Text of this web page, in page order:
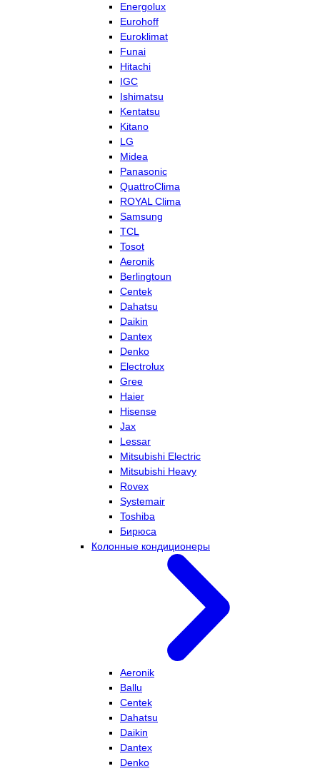
Energolux
Eurohoff
Euroklimat
Funai
Hitachi
IGC
Ishimatsu
Kentatsu
Kitano
LG
Midea
Panasonic
QuattroClima
ROYAL Clima
Samsung
TCL
Tosot
Aeronik
Berlingtoun
Centek
Dahatsu
Daikin
Dantex
Denko
Electrolux
Gree
Haier
Hisense
Jax
Lessar
Mitsubishi Electric
Mitsubishi Heavy
Rovex
Systemair
Toshiba
Бирюса
Колонные кондиционеры
Aeronik
Ballu
Centek
Dahatsu
Daikin
Dantex
Denko